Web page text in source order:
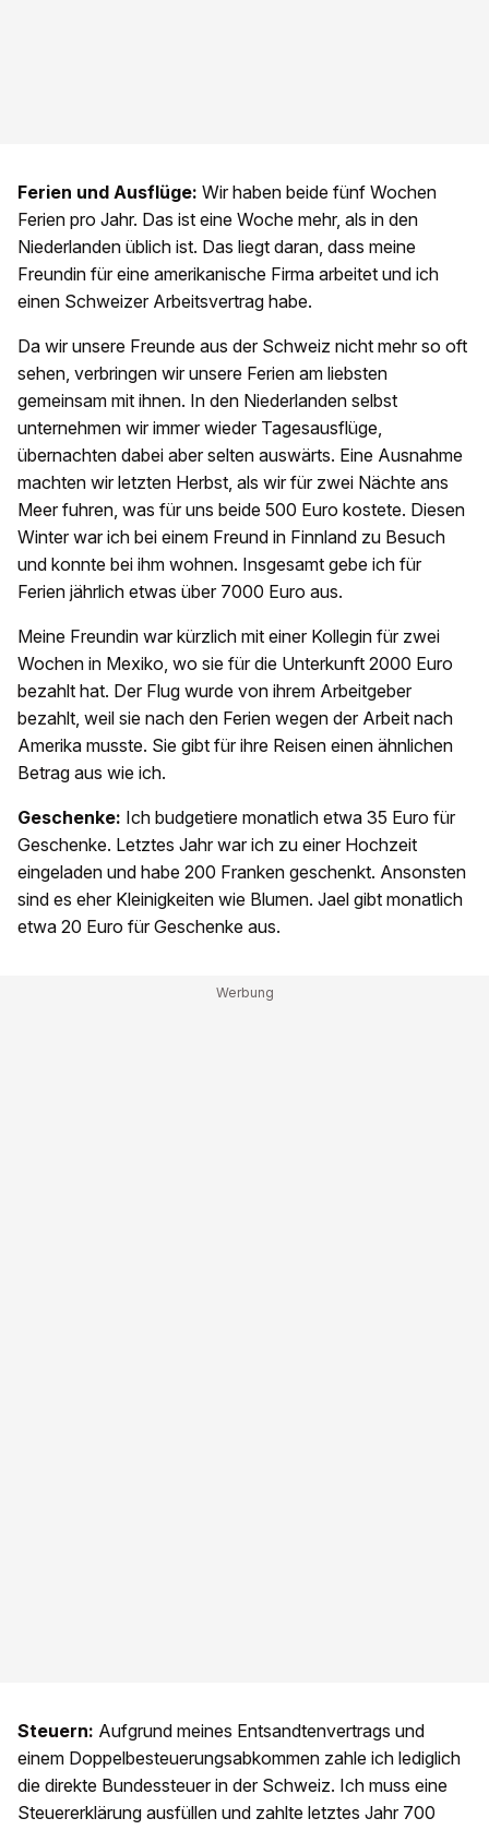
Ferien und Ausflüge: Wir haben beide fünf Wochen
Ferien pro Jahr. Das ist eine Woche mehr, als in den
Niederlanden üblich ist. Das liegt daran, dass meine
Freundin für eine amerikanische Firma arbeitet und ich
einen Schweizer Arbeitsvertrag habe.
Da wir unsere Freunde aus der Schweiz nicht mehr so oft
sehen, verbringen wir unsere Ferien am liebsten
gemeinsam mit ihnen. In den Niederlanden selbst
unternehmen wir immer wieder Tagesausflüge,
übernachten dabei aber selten auswärts. Eine Ausnahme
machten wir letzten Herbst, als wir für zwei Nächte ans
Meer fuhren, was für uns beide 500 Euro kostete. Diesen
Winter war ich bei einem Freund in Finnland zu Besuch
und konnte bei ihm wohnen. Insgesamt gebe ich für
Ferien jährlich etwas über 7000 Euro aus.
Meine Freundin war kürzlich mit einer Kollegin für zwei
Wochen in Mexiko, wo sie für die Unterkunft 2000 Euro
bezahlt hat. Der Flug wurde von ihrem Arbeitgeber
bezahlt, weil sie nach den Ferien wegen der Arbeit nach
Amerika musste. Sie gibt für ihre Reisen einen ähnlichen
Betrag aus wie ich.
Geschenke: Ich budgetiere monatlich etwa 35 Euro für
Geschenke. Letztes Jahr war ich zu einer Hochzeit
eingeladen und habe 200 Franken geschenkt. Ansonsten
sind es eher Kleinigkeiten wie Blumen. Jael gibt monatlich
etwa 20 Euro für Geschenke aus.
Steuern: Aufgrund meines Entsandtenvertrags und
einem Doppelbesteuerungsabkommen zahle ich lediglich
die direkte Bundessteuer in der Schweiz. Ich muss eine
Steuererklärung ausfüllen und zahlte letztes Jahr 700